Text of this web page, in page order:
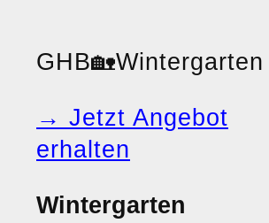
GHB🏡Wintergarten
→ Jetzt Angebot
erhalten
Wintergarten